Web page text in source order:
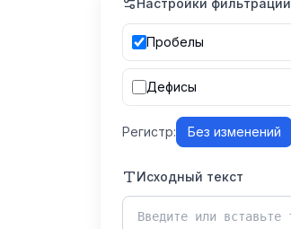
Настройки фильтрации
Пробелы
Дефисы
Регистр: Без изменений
Исходный текст